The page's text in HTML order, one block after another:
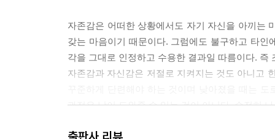
자존감은 어떠한 상황에서도 자기 자신을 아끼는
갖는 마음이기 때문이다. 그럼에도 불구하고 타
각을 그대로 인정하고 수용한 결과일 따름이다.
자존감과 자신감은 저절로 지켜지는 것도 아니고
과정은 남이 도와줄 수 있는 것이 아니다. 순전히